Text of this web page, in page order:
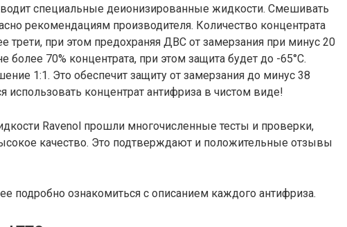
специальные деионизированные жидкости. Смешивать
рекомендациям производителя. Количество концентрата
трети, при этом предохраняя ДВС от замерзания при минус 20
более 70% концентрата, при этом защита будет до -65°С.
1:1. Это обеспечит защиту от замерзания до минус 38
использовать концентрат антифриза в чистом виде!
Ravenol прошли многочисленные тесты и проверки,
качество. Это подтверждают и положительные отзывы
подробно ознакомиться с описанием каждого антифриза.